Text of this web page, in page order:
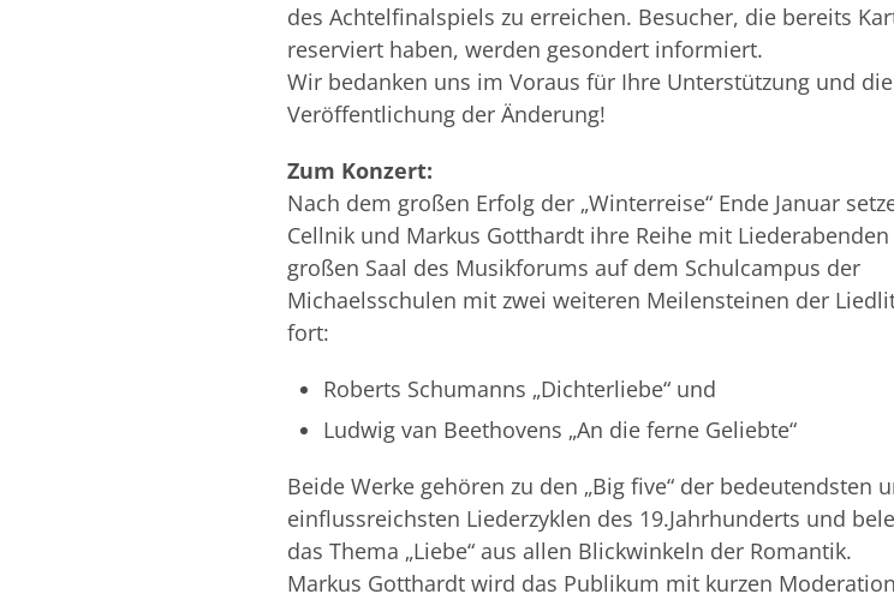
des Achtelfinalspiels zu erreichen. Besucher, die bereits
reserviert haben, werden gesondert informiert.
Wir bedanken uns im Voraus für Ihre Unterstützung und die
Veröffentlichung der Änderung!
Zum Konzert:
Nach dem großen Erfolg der „Winterreise“ Ende Januar
Cellnik und Markus Gotthardt ihre Reihe mit
großen Saal des Musikforums auf dem Schulcampus der
Michaelsschulen mit zwei weiteren Meilensteinen der
fort:
Roberts Schumanns „Dichterliebe“ und
Ludwig van Beethovens „An die ferne Geliebte“
Beide Werke gehören zu den „Big five“ der bedeutendsten
einflussreichsten Liederzyklen des 19.Jahrhunderts und
das Thema „Liebe“ aus allen Blickwinkeln der Romantik.
Markus Gotthardt wird das Publikum mit kurzen